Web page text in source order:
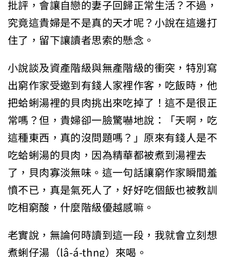
究竟這貴婦是不是真的天才呢？小說在這邊打
住了，留下讓讀者思索的懸念。
小說談及資產階級與無產階級的衝突，特別寫
出窮作家受邀到有錢人家裡作客，吃飯時，他
把蛤蜊湯裡的貝肉挑出來吃掉了！這不是很正
常嗎？但，貴婦卻一臉驚嚇地說：「天啊，吃
這種東西，真的沒問題嗎？」原來有錢人是不
吃蛤蜊湯的貝肉，因為精華都被煮到湯裡去
了，貝肉寡淡無味。這一句話讓窮作家瞬間羞
憤不已，真是氣死人了，好好吃個飯也被教訓
吃相窮酸，什麼階級優越感嘛。
老實說，無論何時讀到這一段，我就會立刻想